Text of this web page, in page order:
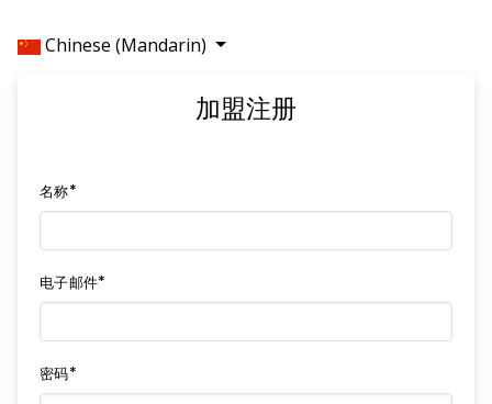
Chinese (Mandarin)
加盟注册
名称*
电子邮件*
密码*